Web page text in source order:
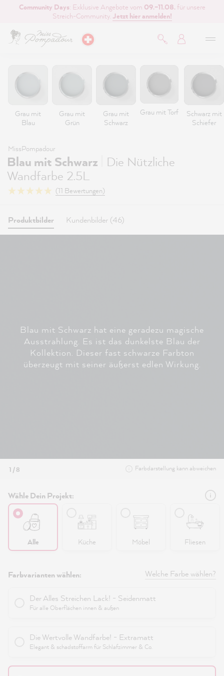
springen
Community Days: Exklusive Angebote vom 09.–11.08. für unsere
Streich-Community. Jetzt hier anmelden!
Grau mit
Blau
Grau mit
Grün
Grau mit
Schwarz
Grau mit Torf
Schwarz mit
Schiefer
MissPompadour
Blau mit Schwarz
Die Nützliche
Wandfarbe 2.5L
(11 Bewertungen)
Produktbilder Kundenbilder (46)
Blau mit Schwarz hat eine geradezu magische
Ausstrahlung. Es ist das dunkelste Blau der
Kollektion. Dieser fast schwarze Farbton
überzeugt mit seiner äußerst edlen Wirkung.
1 / 8 Farbdarstellung kann abweichen
Wähle Dein Projekt:
Alle Küche Möbel Fliesen
Farbvarianten wählen: Welche Farbe wählen?
Der Alles Streichen Lack! - Seidenmatt
Für alle Oberflächen innen & außen
Die Wertvolle Wandfarbe! - Extramatt
Elegant & schadstoffarm für Schlafzimmer & Co.